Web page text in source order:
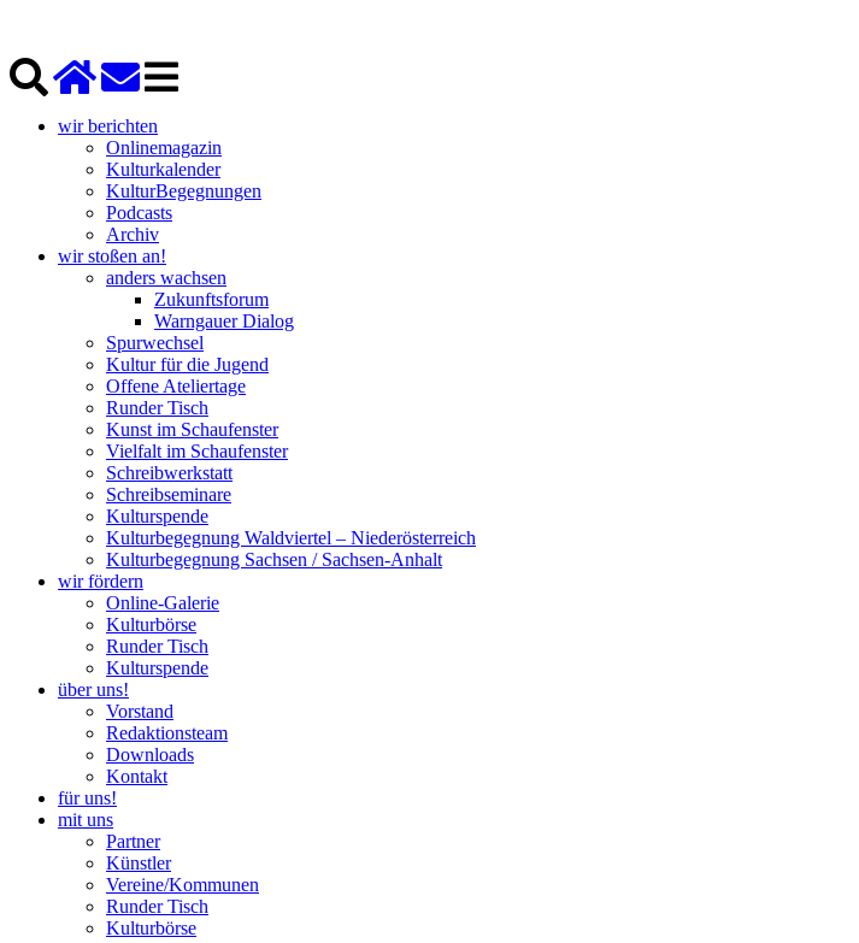
wir berichten
Onlinemagazin
Kulturkalender
KulturBegegnungen
Podcasts
Archiv
wir stoßen an!
anders wachsen
Zukunftsforum
Warngauer Dialog
Spurwechsel
Kultur für die Jugend
Offene Ateliertage
Runder Tisch
Kunst im Schaufenster
Vielfalt im Schaufenster
Schreibwerkstatt
Schreibseminare
Kulturspende
Kulturbegegnung Waldviertel – Niederösterreich
Kulturbegegnung Sachsen / Sachsen-Anhalt
wir fördern
Online-Galerie
Kulturbörse
Runder Tisch
Kulturspende
über uns!
Vorstand
Redaktionsteam
Downloads
Kontakt
für uns!
mit uns
Partner
Künstler
Vereine/Kommunen
Runder Tisch
Kulturbörse